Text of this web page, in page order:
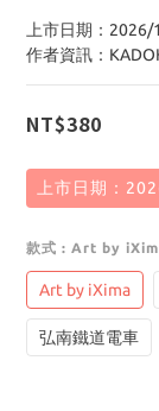
上市日期：2026/
作者資訊：
NT$380
上市日期：
款式 : Art by
Art by iXima
弘南鐵道電車